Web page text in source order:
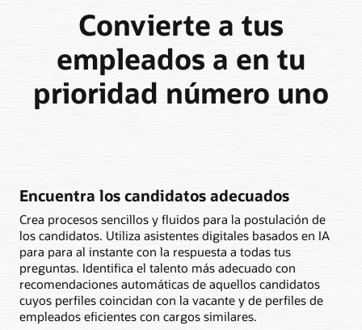
Convierte a tus
empleados a en tu
prioridad número uno
Encuentra los candidatos adecuados
Crea procesos sencillos y fluidos para la postulación de
los candidatos. Utiliza asistentes digitales basados en IA
para para al instante con la respuesta a todas tus
preguntas. Identifica el talento más adecuado con
recomendaciones automáticas de aquellos candidatos
cuyos perfiles coincidan con la vacante y de perfiles de
empleados eficientes con cargos similares.